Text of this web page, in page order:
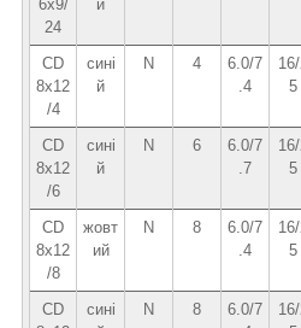
6x9/
24
й
CD
8x12
/4
сині
й
N 4
6.0/7
.4
5
CD
8x12
/6
сині
й
N 6
6.0/7
.7
5
CD
8х12
/8
жовт
ий
N 8
6.0/7
.4
5
CD
сині
N 8
6.0/7